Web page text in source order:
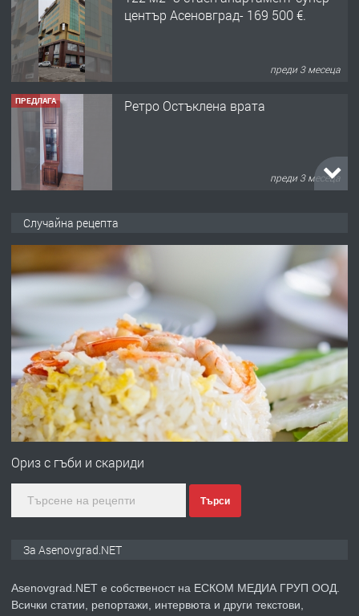
център Асеновград- 169 500 €.
преди 3 месеца
ПРЕДЛАГА Ретро Остъклена врата
преди 3 месеца
преди 10 месеца
Професионална броячна машина -
със сертификат от ЕЦБ
преди 1 година
ПРЕДЛАГА
Професионална зеленчукорезачка
преди 2 години
Случайна рецепта
Ориз с гъби и скариди
Търси
За Asenovgrad.NET
Asenovgrad.NET е собственост на ЕСКОМ МЕДИА ГРУП ООД.
Всички статии, репортажи, интервюта и други текстови,